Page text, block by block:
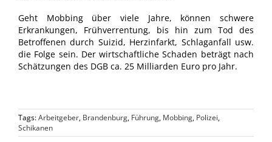
Geht Mobbing über viele Jahre, können schwere
Erkrankungen, Frühverrentung, bis hin zum Tod des
Betroffenen durch Suizid, Herzinfarkt, Schlaganfall usw.
die Folge sein. Der wirtschaftliche Schaden beträgt nach
Schätzungen des DGB ca. 25 Milliarden Euro pro Jahr.
Tags:Arbeitgeber, Brandenburg, Führung, Mobbing, Polizei,
Schikanen